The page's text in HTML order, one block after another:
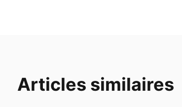
Articles similaires